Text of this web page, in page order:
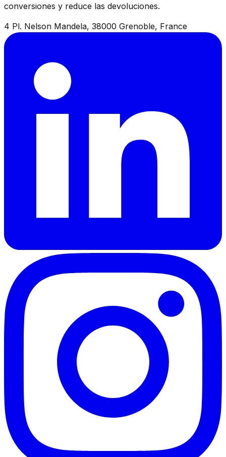
conversiones y reduce las devoluciones.
4 Pl. Nelson Mandela, 38000 Grenoble, France